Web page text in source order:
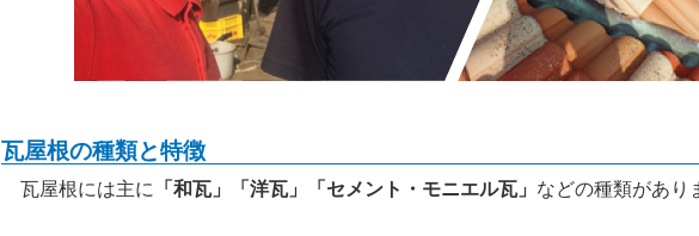
瓦屋根の種類と特徴
瓦屋根には主に 「和瓦」「洋瓦」「セメント・モニエル瓦」 などの種類があり